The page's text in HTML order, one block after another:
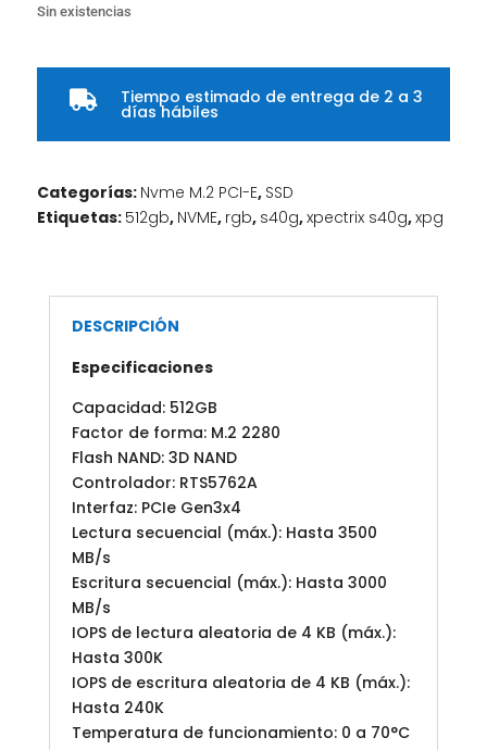
Sin existencias
 Tiempo estimado de entrega de 2 a 3
días hábiles
Categorías: Nvme M.2 PCI-E, SSD
Etiquetas: 512gb, NVME, rgb, s40g,xpectrix s40g,xpg
DESCRIPCIÓN
Especificaciones
Capacidad: 512GB
Factor de forma: M.2 2280
Flash NAND: 3D NAND
Controlador: RTS5762A
Interfaz: PCIe Gen3x4
Lectura secuencial (máx.): Hasta 3500
MB/s
Escritura secuencial (máx.): Hasta 3000
MB/s
IOPS de lectura aleatoria de 4 KB (máx.):
Hasta 300K
IOPS de escritura aleatoria de 4 KB (máx.):
Hasta 240K
Temperatura de funcionamiento: 0 a 70°C